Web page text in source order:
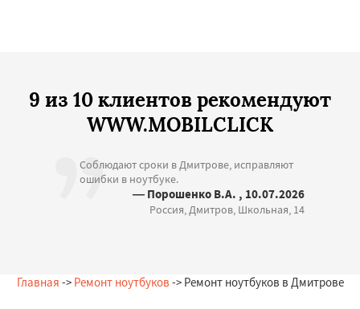
9 из 10 клиентов рекомендуют
WWW.MOBILCLICK
Соблюдают сроки в Дмитрове, исправляют
ошибки в ноутбуке.
— Порошенко В.А. , 10.07.2026
Россия, Дмитров, Школьная, 14
Главная -> Ремонт ноутбуков -> Ремонт ноутбуков в Дмитрове